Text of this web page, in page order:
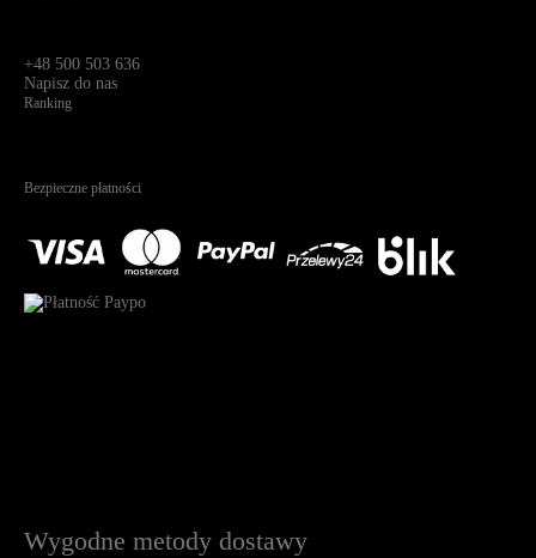
+48 500 503 636
Napisz do nas
Ranking
Bezpieczne płatności
Wygodne metody dostawy